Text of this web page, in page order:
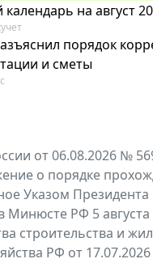
на август
порядок
и сметы
от 06.08.2026 №
о порядке
Указом Президента
Минюсте РФ 5 августа
строительства и
РФ от